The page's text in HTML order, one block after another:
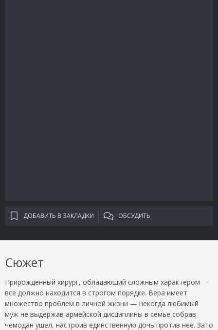
ДОБАВИТЬ В ЗАКЛАДКИ ОБСУДИТЬ
Сюжет
Прирожденный хирург, обладающий сложным характером —
все должно находится в строгом порядке. Вера имеет
множество проблем в личной жизни — некогда любимый
муж не выдержав армейской дисциплины в семье собрав
чемодан ушел, настроив единственную дочь против нее. Зато